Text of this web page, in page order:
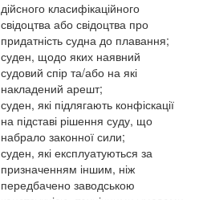
дійсного класифікаційного
свідоцтва або свідоцтва про
придатність судна до плавання;
суден, щодо яких наявний
судовий спір та/або на які
накладений арешт;
суден, які підлягають конфіскації
на підставі рішення суду, що
набрало законної сили;
суден, які експлуатуються за
призначенням іншим, ніж
передбачено заводською